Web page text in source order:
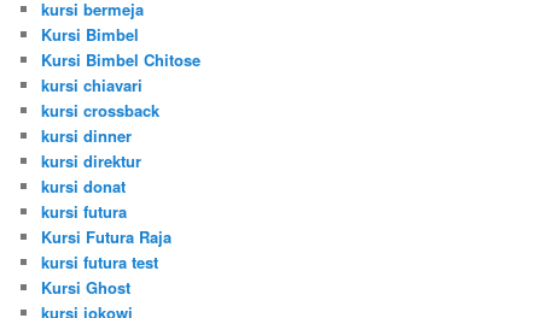
kursi bermeja
Kursi Bimbel
Kursi Bimbel Chitose
kursi chiavari
kursi crossback
kursi dinner
kursi direktur
kursi donat
kursi futura
Kursi Futura Raja
kursi futura test
Kursi Ghost
kursi jokowi